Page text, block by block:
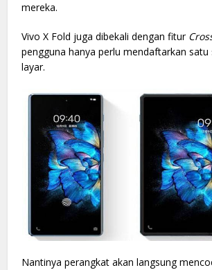
mereka.
Vivo X Fold juga dibekali dengan fitur
pengguna hanya perlu mendaftarkan satu
layar.
Nantinya perangkat akan langsung